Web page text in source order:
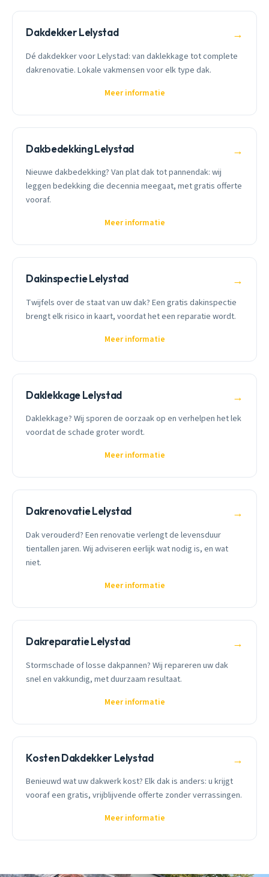
Dakdekker Lelystad →
Dé dakdekker voor Lelystad: van daklekkage tot complete
dakrenovatie. Lokale vakmensen voor elk type dak.
Meer informatie
Dakbedekking Lelystad →
Nieuwe dakbedekking? Van plat dak tot pannendak: wij
leggen bedekking die decennia meegaat, met gratis offerte
vooraf.
Meer informatie
Dakinspectie Lelystad →
Twijfels over de staat van uw dak? Een gratis dakinspectie
brengt elk risico in kaart, voordat het een reparatie wordt.
Meer informatie
Daklekkage Lelystad →
Daklekkage? Wij sporen de oorzaak op en verhelpen het lek
voordat de schade groter wordt.
Meer informatie
Dakrenovatie Lelystad →
Dak verouderd? Een renovatie verlengt de levensduur
tientallen jaren. Wij adviseren eerlijk wat nodig is, en wat
niet.
Meer informatie
Dakreparatie Lelystad →
Stormschade of losse dakpannen? Wij repareren uw dak
snel en vakkundig, met duurzaam resultaat.
Meer informatie
Kosten Dakdekker Lelystad →
Benieuwd wat uw dakwerk kost? Elk dak is anders: u krijgt
vooraf een gratis, vrijblijvende offerte zonder verrassingen.
Meer informatie